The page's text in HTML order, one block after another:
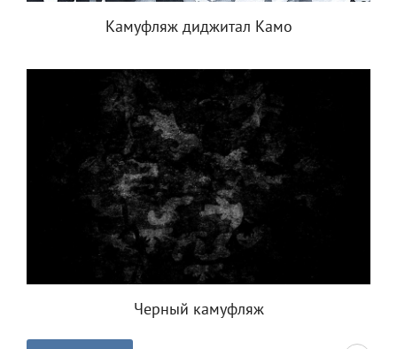
Камуфляж диджитал Камо
Черный камуфляж